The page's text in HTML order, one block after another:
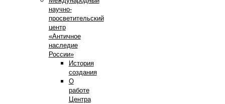
научно-
просветительский
центр
«Античное
наследие
России»
История
создания
О
работе
Центра